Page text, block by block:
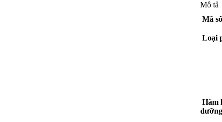
Mô tả
Mã
Loại
Hàm